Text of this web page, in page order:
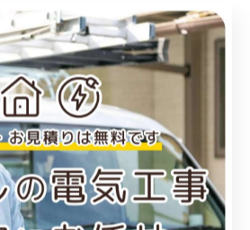
ありますが、実務経験が伴わない
のは難しいため注意が必要です。
工事士の価値
工事士からは、「資格があること
広がり、昇進や転職でも有利にな
聞かれます。特に第一種電気工事
てから、現場での責任ある立場を